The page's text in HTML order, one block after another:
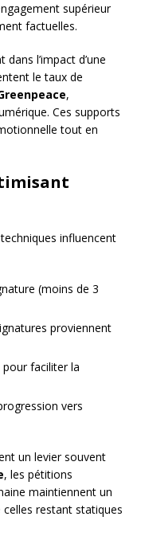
supérieur
factuelles.
l’impact d’une
le taux de
,
Ces supports
tout en
influencent
(moins de 3
proviennent
faciliter la
vers
un levier souvent
, les pétitions
maintiennent un
celles restant statiques